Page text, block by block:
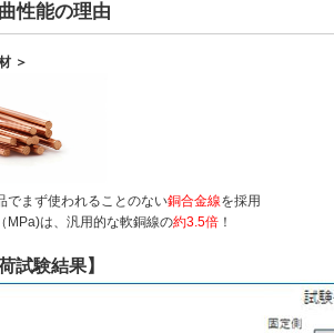
性能の理由
＞
でまず使われることのない銅合金線を採用
MPa)は、汎用的な軟銅線の約3.5倍 ！
試験結果】